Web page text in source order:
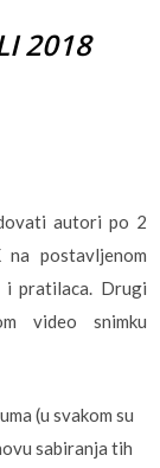
2018
autori po 2
postavljenom
i pratilaca. Drugi
video snimku
(u svakom su
sabiranja tih